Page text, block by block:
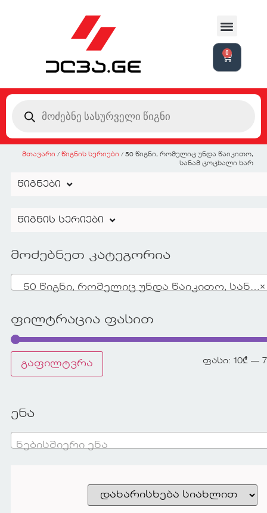
0
მთავარი / წიგნის სერიები / 50 წიგნი, რომელიც უნდა წაიკითო,
სანამ ცოცხალი ხარ
წიგნები
წიგნის სერიები
მოძებნეთ კატეგორია
×
50 წიგნი, რომელიც უნდა წაიკითო, სანამ ცოცხალი ხარ
ფილტრაცია ფასით
გაფილტვრა ფასი: 10₾—
ენა
ნებისმიერი ენა